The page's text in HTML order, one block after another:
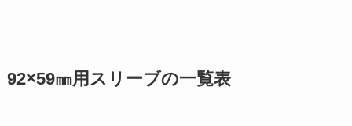
92×59㎜用スリーブの一覧表